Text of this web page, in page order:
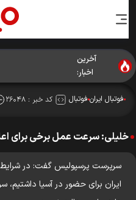
آخرین
اخبار:
فوتبال ایرانفوتبال کد خبر : ۲۶۰۴۸
خلیلی: سرعت عمل برخی برای
سرپرست پرسپولیس گفت: در شرایطی
ایران برای حضور در آسیا